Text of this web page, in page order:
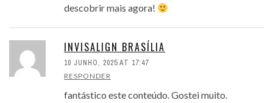
descobrir mais agora!
INVISALIGN BRASÍLIA
10 JUNHO, 2025 AT 17:47
RESPONDER
fantástico este conteúdo. Gostei muito.